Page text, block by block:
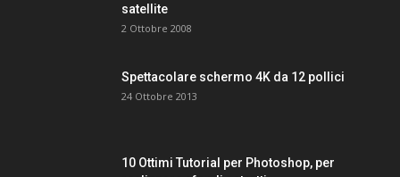
satellite
2 Ottobre 2008
Spettacolare schermo 4K da 12 pollici
24 Ottobre 2013
10 Ottimi Tutorial per Photoshop, per